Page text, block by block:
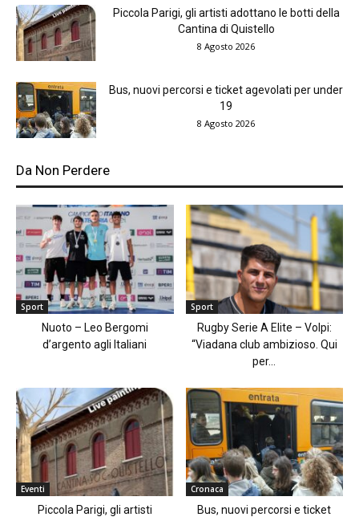
Piccola Parigi, gli artisti adottano le botti della
Cantina di Quistello
8 Agosto 2026
Bus, nuovi percorsi e ticket agevolati per under
19
8 Agosto 2026
Da Non Perdere
Sport
Nuoto – Leo Bergomi
d’argento agli Italiani
Sport
Rugby Serie A Elite – Volpi:
“Viadana club ambizioso. Qui
per...
Eventi
Piccola Parigi, gli artisti
Cronaca
Bus, nuovi percorsi e ticket